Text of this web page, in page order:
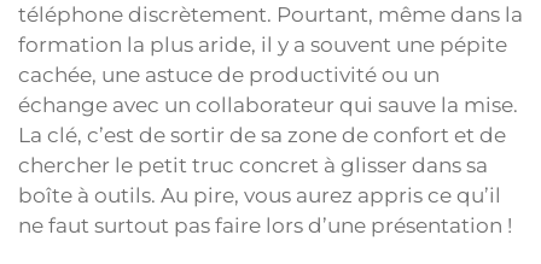
téléphone discrètement. Pourtant, même dans la
formation la plus aride, il y a souvent une pépite
cachée, une astuce de productivité ou un
échange avec un collaborateur qui sauve la mise.
La clé, c’est de sortir de sa zone de confort et de
chercher le petit truc concret à glisser dans sa
boîte à outils. Au pire, vous aurez appris ce qu’il
ne faut surtout pas faire lors d’une présentation !